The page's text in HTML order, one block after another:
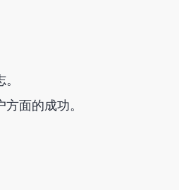
面的成功。